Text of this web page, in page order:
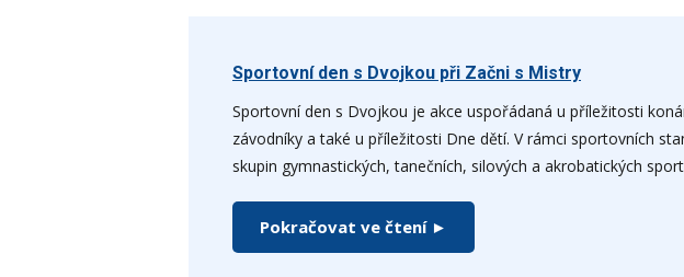
Sportovní den s Dvojkou při Začni s Mistry
Sportovní den s Dvojkou je akce uspořádaná u příležitosti
závodníky a také u příležitosti Dne dětí. V rámci sportovních
skupin gymnastických, tanečních, silových a akrobatických
Pokračovat ve čtení ►